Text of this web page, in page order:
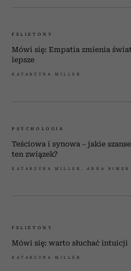
FELIETONY
Mówi się: Empatia zmienia
lepsze
KATARZYNA MILLER
PSYCHOLOGIA
Teściowa i synowa – jakie
ten związek?
KATARZYNA MILLER, ANNA BIMER
FELIETONY
Mówi się: warto słuchać intuicji
KATARZYNA MILLER